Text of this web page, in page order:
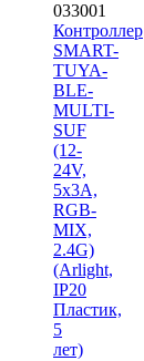
033001
Контроллер
SMART-
TUYA-
BLE-
MULTI-
SUF
(12-
24V,
5x3A,
RGB-
MIX,
2.4G)
(Arlight,
IP20
Пластик,
5
лет)